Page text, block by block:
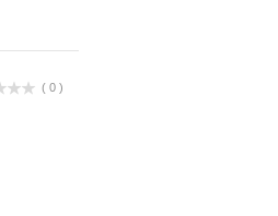
( 0 )